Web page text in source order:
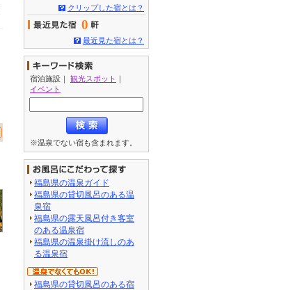
クリップした宿とは？
0
最近見た宿とは？
宿泊施設 ｜ 観光スポット ｜
イベント
※温泉でない宿も含まれます。
福島県の温泉ガイド
福島県の貸切風呂のある温
泉宿
福島県の露天風呂付き客室
のある温泉宿
福島県の温泉掛け流しのあ
る温泉宿
福島県の貸切風呂のある宿